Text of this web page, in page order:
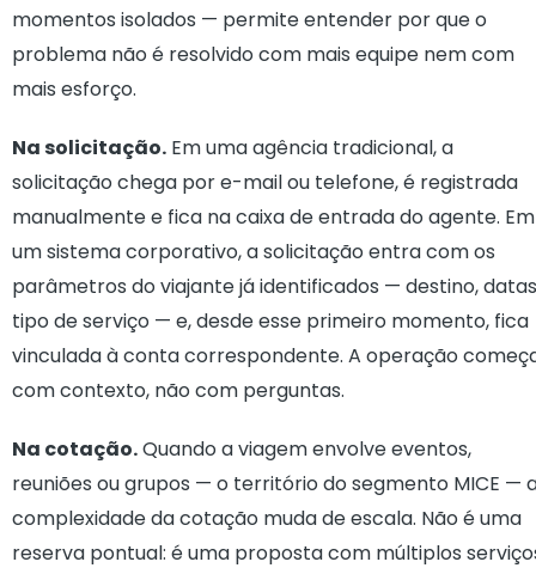
momentos isolados — permite entender por que o
problema não é resolvido com mais equipe nem com
mais esforço.
Na solicitação. Em uma agência tradicional, a
solicitação chega por e-mail ou telefone, é registrada
manualmente e fica na caixa de entrada do agente. Em
um sistema corporativo, a solicitação entra com os
parâmetros do viajante já identificados — destino,
tipo de serviço — e, desde esse primeiro momento, fica
vinculada à conta correspondente. A operação
com contexto, não com perguntas.
Na cotação.Quando a viagem envolve eventos,
reuniões ou grupos — o território do segmento MICE —
complexidade da cotação muda de escala. Não é uma
reserva pontual: é uma proposta com múltiplos